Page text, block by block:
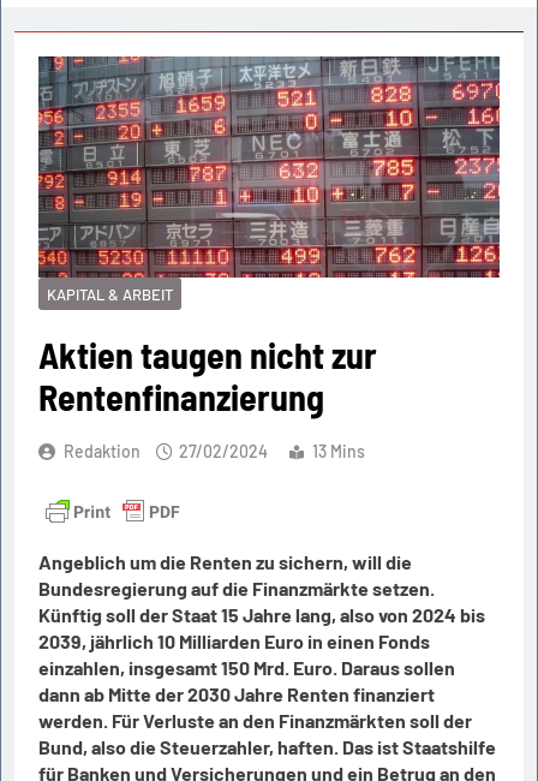
KAPITAL & ARBEIT
Aktien taugen nicht zur
Rentenfinanzierung
Redaktion 27/02/2024 13 Mins
Angeblich um die Renten zu sichern, will die
Bundesregierung auf die Finanzmärkte setzen.
Künftig soll der Staat 15 Jahre lang, also von 2024 bis
2039, jährlich 10 Milliarden Euro in einen Fonds
einzahlen, insgesamt 150 Mrd. Euro. Daraus sollen
dann ab Mitte der 2030 Jahre Renten finanziert
werden. Für Verluste an den Finanzmärkten soll der
Bund, also die Steuerzahler, haften. Das ist Staatshilfe
für Banken und Versicherungen und ein Betrug an den